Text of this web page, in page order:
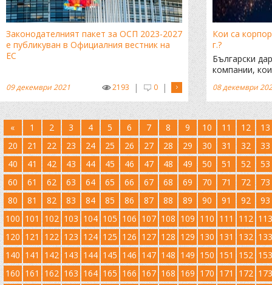
Законодателният пакет за ОСП 2023-2027
е публикуван в Официалния вестник на
ЕС
|
0
|
2193
09 декември 2021
Кои са
г.?
Български
компании,
08 декември
« 1 2 3 4 5 6 7 8 9 10 11 12
13
20
21 22 23 24 25 26 27 28 29 30 31 32
33
40
41 42 43 44 45 46 47 48 49 50 51 52
53
60
61 62 63 64 65 66 67 68 69 70 71 72
73
80
81 82 83 84 85 86 87 88 89 90 91 92
93
100 101 102 103 104 105 106 107 108 109 110 111 112 113
120 121 122 123 124 125 126 127 128 129 130 131 132 133
140 141 142 143 144 145 146 147 148 149 150 151 152 153
160 161 162 163 164 165 166 167 168 169 170 171 172 173